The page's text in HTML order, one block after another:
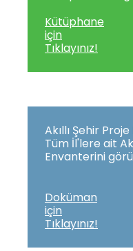
Kütüphane
için
Tıklayınız!
Akıllı Şehir
Tüm İl'lere ait
Envanterini
Doküman
için
Tıklayınız!